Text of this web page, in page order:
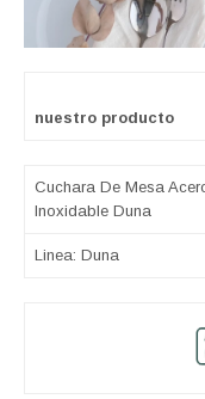
nuestro producto
Cuchara De Mesa
Inoxidable Duna
Linea: Duna